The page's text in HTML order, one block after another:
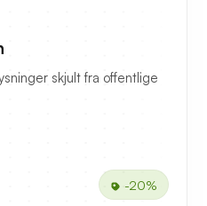
skjult fra offentlige
-20%